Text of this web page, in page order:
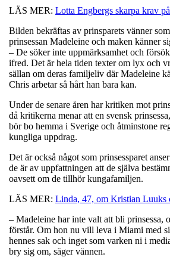
LÄS MER: Lotta Engbergs skarpa krav
Bilden bekräftas av prinsparets vänner
prinsessan Madeleine och maken känner
– De söker inte uppmärksamhet och
ifred. Det är hela tiden texter om lyx och
sällan om deras familjeliv där Madeleine
Chris arbetar så hårt han bara kan.
Under de senare åren har kritiken mot
då kritikerna menar att en svensk
bör bo hemma i Sverige och åtminstone
kungliga uppdrag.
Det är också något som prinsessparet
de är av uppfattningen att de själva
oavsett om de tillhör kungafamiljen.
LÄS MER: Linda, 47, om Kristian Luuks
– Madeleine har inte valt att bli prinsessa,
förstår. Om hon nu vill leva i Miami med
hennes sak och inget som varken ni i
bry sig om, säger vännen.